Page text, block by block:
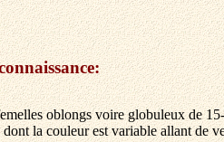
oblongs voire globuleux de
la couleur est variable allant de